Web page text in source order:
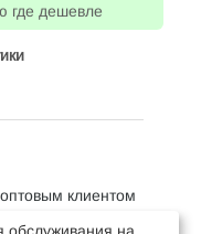
где дешевле
клиентом